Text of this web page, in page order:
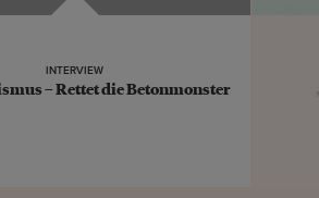
INTERVIEW
– Rettet die Betonmonster